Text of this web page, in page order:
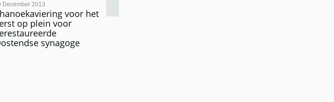
voor het
op plein voor
synagoge
December 2013